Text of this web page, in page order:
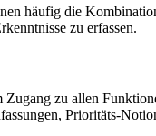
häufig die
zu erfassen.
Zugang zu allen
Prioritäts-